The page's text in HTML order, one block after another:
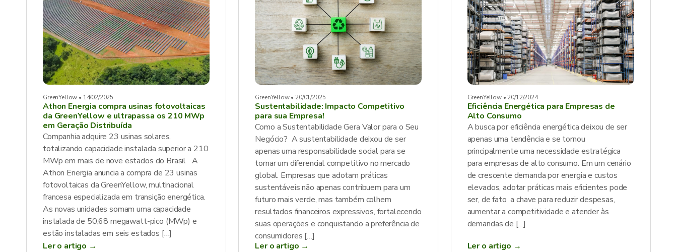
GreenYellow • 14/02/2025
Athon Energia compra usinas fotovoltaicas
da GreenYellow e ultrapassa os 210 MWp
em Geração Distribuída
Companhia adquire 23 usinas solares,
totalizando capacidade instalada superior a 210
MWp em mais de nove estados do Brasil A
Athon Energia anuncia a compra de 23 usinas
fotovoltaicas da GreenYellow, multinacional
francesa especializada em transição energética.
As novas unidades somam uma capacidade
instalada de 50,68 megawatt-pico (MWp) e
estão instaladas em seis estados […]
Ler o artigo →
GreenYellow • 20/01/2025
Sustentabilidade: Impacto Competitivo
para sua Empresa!
Como a Sustentabilidade Gera Valor para o Seu
Negócio? A sustentabilidade deixou de ser
apenas uma responsabilidade social para se
tornar um diferencial competitivo no mercado
global. Empresas que adotam práticas
sustentáveis não apenas contribuem para um
futuro mais verde, mas também colhem
resultados financeiros expressivos, fortalecendo
suas operações e conquistando a preferência de
consumidores […]
Ler o artigo →
GreenYellow • 20/12/2024
Eficiência Energética para Empresas de
Alto Consumo
A busca por eficiência energética deixou de ser
apenas uma tendência e se tornou
principalmente uma necessidade estratégica
para empresas de alto consumo. Em um cenário
de crescente demanda por energia e custos
elevados, adotar práticas mais eficientes pode
ser, de fato a chave para reduzir despesas,
aumentar a competitividade e atender às
demandas de […]
Ler o artigo →